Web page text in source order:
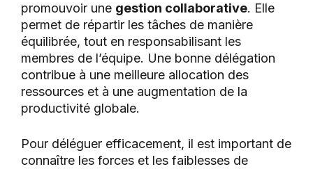
promouvoir une gestion collaborative. Elle
permet de répartir les tâches de manière
équilibrée, tout en responsabilisant les
membres de l’équipe. Une bonne délégation
contribue à une meilleure allocation des
ressources et à une augmentation de la
productivité globale.
Pour déléguer efficacement, il est important de
connaître les forces et les faiblesses de